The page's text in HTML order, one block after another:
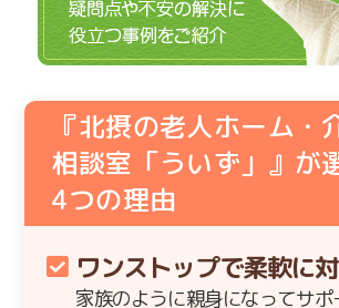
『北摂の老人ホーム・
相談室「ういず」』が
4つの理由
ワンストップで柔軟に
家族のように親身になってサ